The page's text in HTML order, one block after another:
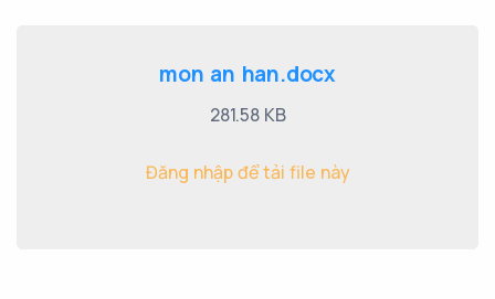
mon an han.docx
281.58 KB
Đăng nhập để tải file này